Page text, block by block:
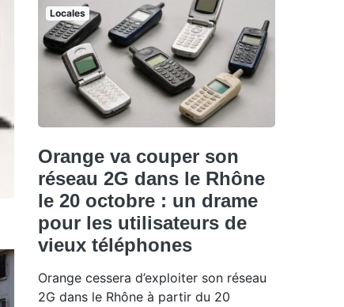
Locales
Orange va couper son
réseau 2G dans le Rhône
le 20 octobre : un drame
pour les utilisateurs de
vieux téléphones
Orange cessera d’exploiter son réseau
2G dans le Rhône à partir du 20